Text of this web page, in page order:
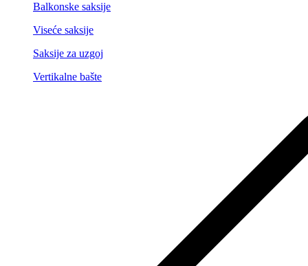
Balkonske saksije
Viseće saksije
Saksije za uzgoj
Vertikalne bašte